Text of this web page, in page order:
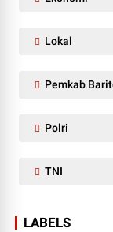
Lokal
Pemkab
Polri
TNI
LABELS